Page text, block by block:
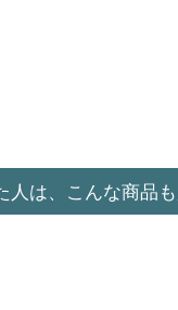
人は、こんな商品